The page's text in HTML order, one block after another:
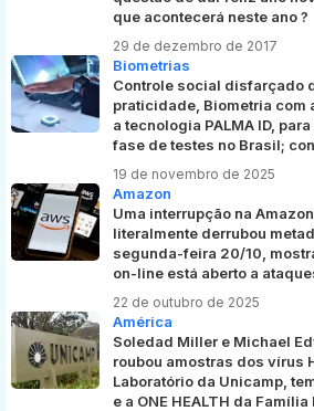
que acontecerá neste ano ?
29 de dezembro de 2017
Biometrias
Controle social disfarçado
praticidade, Biometria com
a tecnologia PALMA ID,
fase de testes no Brasil;
19 de novembro de 2025
Amazon
Uma interrupção na
literalmente derrubou
segunda-feira 20/10,
on-line está aberto a
22 de outubro de 2025
América
Soledad Miller e Michael
roubou amostras dos vírus
Laboratório da Unicamp,
e a ONE HEALTH da